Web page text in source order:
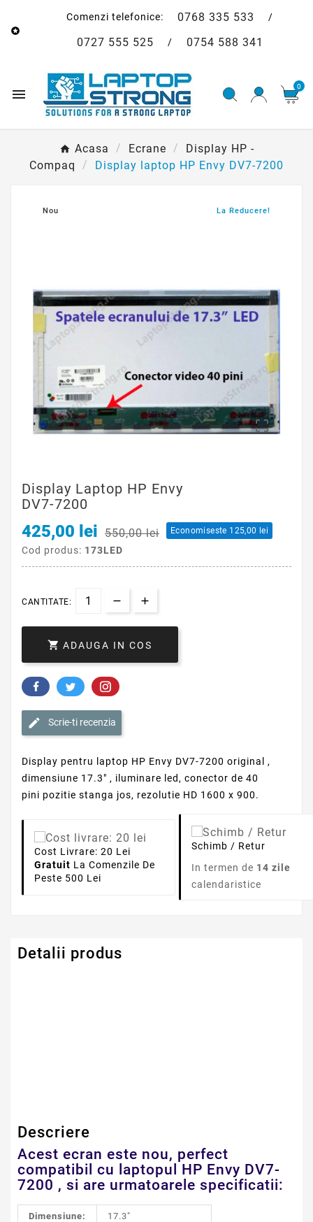

Comenzi telefonice: 0768 335 533
0727 555 525 / 0754 588 341
 0
Acasa Ecrane
Display HP -
Compaq
Display laptop HP Envy DV7-7200
Nou La Reducere!

Display Laptop HP Envy
DV7-7200
425,00 lei 550,00 lei Economiseste 125,00 lei
Cod produs: 173LED
CANTITATE:
 ADAUGA IN COS
Scrie-ti recenzia
Display pentru laptop HP Envy DV7-7200 original ,
dimensiune 17.3" , iluminare led, conector de 40
pini pozitie stanga jos, rezolutie HD 1600 x 900.
Cost Livrare: 20 Lei
Gratuit La Comenzile De
Peste 500 Lei
Schimb / Retur
In termen de 14 zile
calendaristice
Detalii produs
Descriere
Acest ecran este nou, perfect
compatibil cu laptopul HP Envy DV7-
7200 , si are urmatoarele specificatii:
Dimensiune: 17.3"